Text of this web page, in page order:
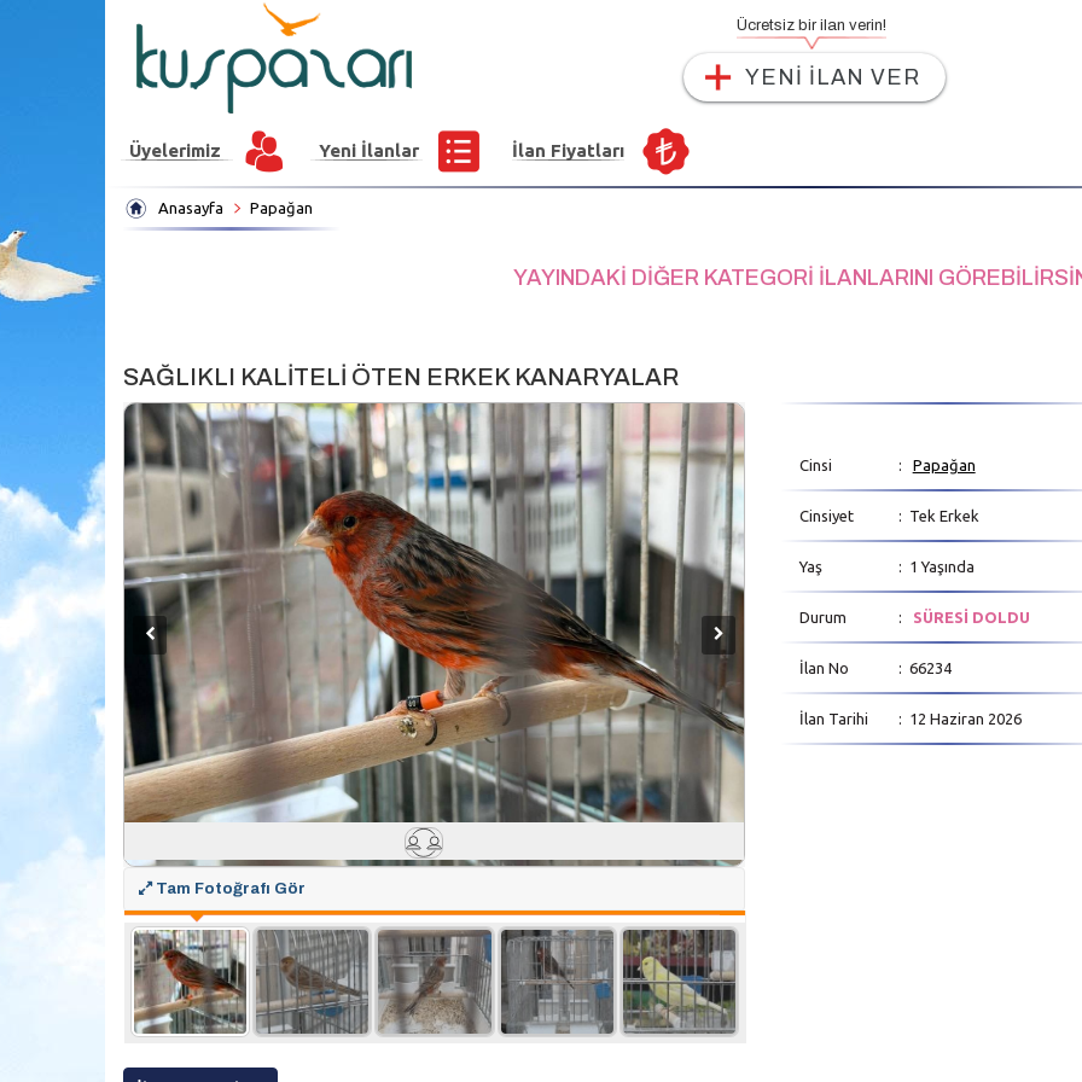
Ücretsiz bir ilan verin!
YENİ İLAN VER
Üyelerimiz Yeni İlanlar İlan Fiyatları
Anasayfa Papağan
YAYINDAKİ DİĞER KATEGORİ İLANLARINI
SAĞLIKLI KALİTELİ ÖTEN ERKEK KANARYALAR
Tam Fotoğrafı Gör
Cinsi : Papağan
Cinsiyet : Tek Erkek
Yaş : 1 Yaşında
Durum : SÜRESİ DOLDU
İlan No : 66234
İlan Tarihi : 12 Haziran 2026